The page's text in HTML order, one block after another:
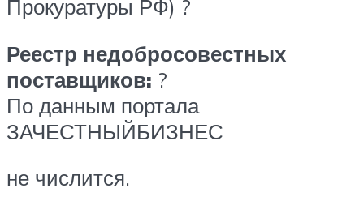
Прокуратуры РФ) ?
Реестр недобросовестных
поставщиков: ?
По данным портала
ЗАЧЕСТНЫЙБИЗНЕС
не числится.